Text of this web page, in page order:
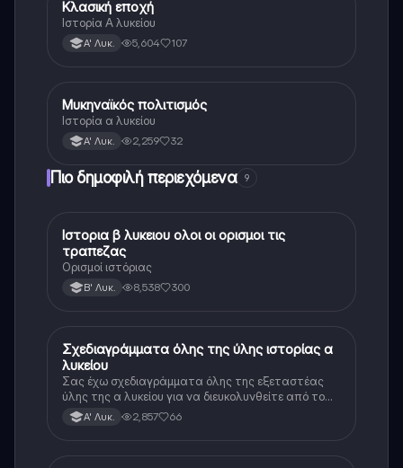
Ιστορία
Κλασική εποχή
Ιστορία Α λυκείου
Α' Λυκ. 5,604 107
Ιστορία
Μυκηναϊκός πολιτισμός
Ιστορία α λυκείου
Α' Λυκ. 2,259 32
Πιο δημοφιλή περιεχόμενα 9
Ιστορία
Ιστορια β λυκειου ολοι οι ορισμοι τις
τραπεζας
Ορισμοί ιστόριας
Β' Λυκ. 8,538 300
Ιστορία
Σχεδιαγράμματα όλης της ύλης ιστορίας α
λυκείου
Σας έχω σχεδιαγράμματα όλης της εξεταστέας
ύλης της α λυκείου για να διευκολυνθείτε από το
τεράστιο βάρος του βιβλίου
Α' Λυκ. 2,857 66